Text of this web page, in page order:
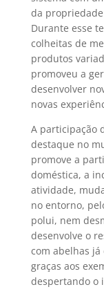
da
Durante esse
colheitas de
produtos
promoveu a
desenvolver
novas
A participação
destaque no
promove a
doméstica, a
atividade,
no entorno,
polui, nem
desenvolve o
com abelhas
graças aos
despertando o